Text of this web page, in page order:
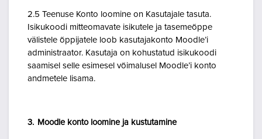
2.5 Teenuse Konto loomine on Kasutajale tasuta.
Isikukoodi mitteomavate isikutele ja tasemeõppe
välistele õppijatele loob kasutajakonto Moodle’i
administraator. Kasutaja on kohustatud isikukoodi
saamisel selle esimesel võimalusel Moodle’i konto
andmetele lisama.
3. Moodle konto loomine ja kustutamine